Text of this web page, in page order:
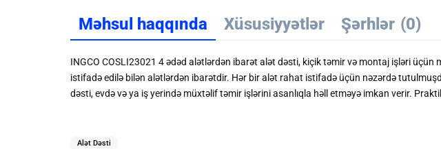
Məhsul haqqında Xüsusiyyətlər Şərhlər (0)
INGCO COSLI23021 4 ədəd alətlərdən ibarət alət dəsti, kiçik təmir və montaj işləri
istifadə edilə bilən alətlərdən ibarətdir. Hər bir alət rahat istifadə üçün nəzərdə
dəsti, evdə və ya iş yerində müxtəlif təmir işlərini asanlıqla həll etməyə imkan verir.
Alət Dəsti